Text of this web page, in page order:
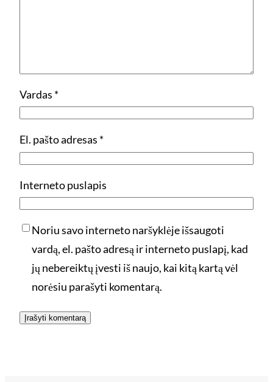
Vardas *
El. pašto adresas *
Interneto puslapis
Noriu savo interneto naršyklėje išsaugoti
vardą, el. pašto adresą ir interneto puslapį, kad
jų nebereiktų įvesti iš naujo, kai kitą kartą vėl
norėsiu parašyti komentarą.